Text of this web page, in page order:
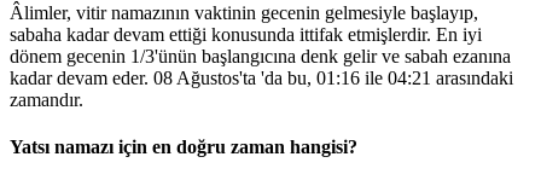
Âlimler, vitir namazının vaktinin gecenin gelmesiyle başlayıp,
sabaha kadar devam ettiği konusunda ittifak etmişlerdir. En iyi
dönem gecenin 1/3'ünün başlangıcına denk gelir ve sabah ezanına
kadar devam eder. 08 Ağustos'ta 'da bu, 01:16 ile 04:21 arasındaki
zamandır.
Yatsı namazı için en doğru zaman hangisi?